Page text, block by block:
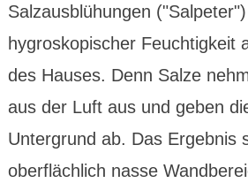
Salzaus­blühungen
hygros­kopischer Feuchtig­keit
des Hauses. Denn Salze
aus der Luft aus und geben
Unter­grund ab. Das Ergebnis
ober­flächlich nasse